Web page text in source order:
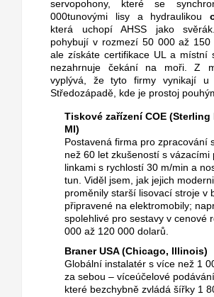
servopohony, které se
000tunovými lisy a hydraulikou
která uchopí AHSS jako
pohybují v rozmezí 50 000 až 150
ale získáte certifikace UL a místní
nezahrnuje čekání na moři. Z
vyplývá, že tyto firmy vynikají u
Středozápadě, kde je prostoj
Tiskové zařízení COE (Sterling
MI)
Postavená firma pro zpracování
než 60 let zkušeností s vázacími
linkami s rychlostí 30 m/min a
tun. Viděl jsem, jak jejich
proměnily starší lisovací stroje v
připravené na elektromobily;
spolehlivé pro sestavy v cenové
000 až 120 000 dolarů.
Braner USA (Chicago, Illinois)
Globální instalatér s více než 1
za sebou – víceúčelové
které bezchybně zvládá šířky 1